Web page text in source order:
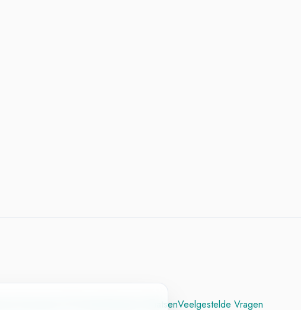
Succesvol CV Vacature PlaatsenVeelgestelde Vragen